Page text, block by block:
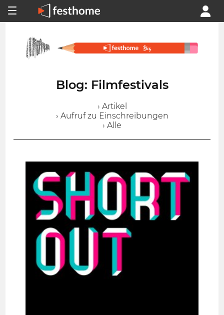
Blog: Filmfestivals
› Artikel
› Aufruf zu Einschreibungen
› Alle